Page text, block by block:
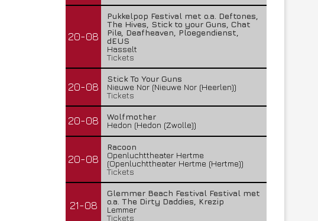
20-08
Pukkelpop Festival met o.a. Deftones,
The Hives, Stick to your Guns, Chat
Pile, Deafheaven, Ploegendienst,
dEUS
Hasselt
Tickets
20-08
Stick To Your Guns
Nieuwe Nor (Nieuwe Nor (Heerlen))
Tickets
20-08
Wolfmother
Hedon (Hedon (Zwolle))
20-08
Racoon
Openluchttheater Hertme
(Openluchttheater Hertme (Hertme))
Tickets
21-08
Glemmer Beach Festival Festival met
o.a. The Dirty Daddies, Krezip
Lemmer
Tickets